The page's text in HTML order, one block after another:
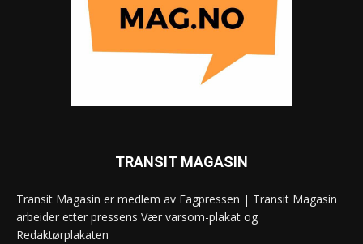
TRANSIT MAGASIN
Transit Magasin er medlem av Fagpressen | Transit Magasin
arbeider etter pressens Vær varsom-plakat og
Redaktørplakaten